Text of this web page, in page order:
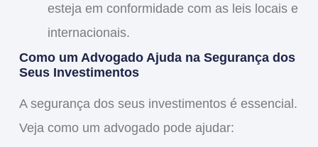
esteja em conformidade com as leis locais e
internacionais.
Como um Advogado Ajuda na Segurança dos
Seus Investimentos
A segurança dos seus investimentos é essencial.
Veja como um advogado pode ajudar: